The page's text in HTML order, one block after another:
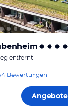
entfernt
Bewertungen
Angebote